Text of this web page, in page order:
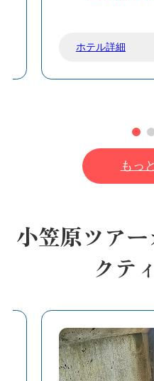
げる空間となっ
ホテル詳細
もっ
小笠原ツア
クテ